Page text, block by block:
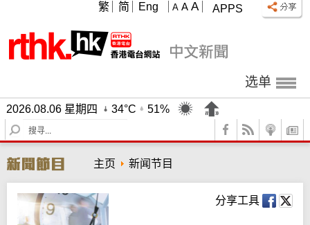
APPS
A A A
繁 简 Eng
选单
2026.08.06 星期四 34°C
51%
S
e
r
c
h
主页 新闻节目
分享工具